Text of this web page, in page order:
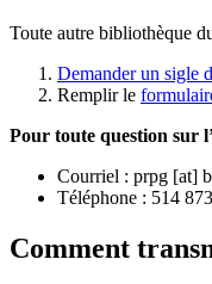
Toute autre bibliothèque
Demander un sigle
Remplir le f
Pour toute question sur
Courriel : prpg [at]
Téléphone : 514
Comment